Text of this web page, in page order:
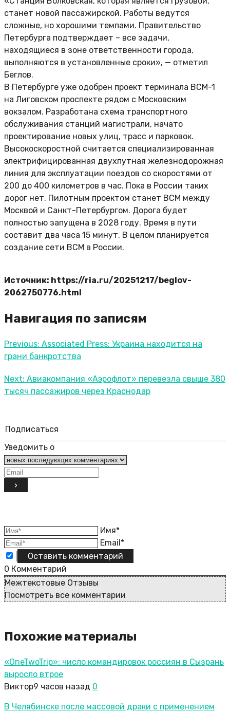
станет новой пассажирской. Работы ведутся
сложные, но хорошими темпами. Правительство
Петербурга подтверждает – все задачи,
находящиеся в зоне ответственности города,
выполняются в установленные сроки», — отметил
Беглов.
В Петербурге уже одобрен проект терминала ВСМ-1
на Лиговском проспекте рядом с Московским
вокзалом. Разработана схема транспортного
обслуживания станций магистрали, начато
проектирование новых улиц, трасс и парковок.
Высокоскоростной считается специализированная
электрифицированная двухпутная железнодорожная
линия для эксплуатации поездов со скоростями от
200 до 400 километров в час. Пока в России таких
дорог нет. Пилотным проектом станет ВСМ между
Москвой и Санкт-Петербургом. Дорога будет
полностью запущена в 2028 году. Время в пути
составит два часа 15 минут. В целом планируется
создание сети ВСМ в России.
Источник: https://ria.ru/20251217/beglov-
2062750776.html
Навигация по записям
Previous: Associated Press: Украина находится на
грани банкротства
Next: Авиакомпания «Аэрофлот» перевезла свыше 380
тысяч пассажиров через Краснодар
Подписаться
Уведомить о
Имя*
Email*
0 Комментарий
Межтекстовые Отзывы
Посмотреть все комментарии
Похожие материалы
«OneTwoTrip»: число командировок россиян в Сызрань
выросло втрое
Виктор9 часов назад 0
В Челябинске после массовой драки с применением